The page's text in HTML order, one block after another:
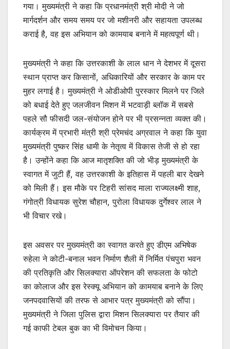
गया। मुख्यमंत्री ने कहा कि प्रधानमंत्री श्री मोदी ने जो
मार्गदर्शन और समय समय पर जो मशीनरी और सहायता उपलब्ध
कराई है, वह इस अभियान को कामयाब बनाने में महत्वपूर्ण थी।
मुख्यमंत्री ने कहा कि उत्तरकाशी के लाल धान ने देशभर में दूसरा
स्थान प्राप्त कर किसानों, अधिकारियों और सरकार के काम पर
मुहर लगाई है। मुख्यमंत्री ने ओडीओपी पुरस्कार मिलने पर जिले
को बधाई देते हुए जलजीवन मिशन में भटवाड़ी ब्लॉक में सबसे
पहले सौ फीसदी जल-संयोजन होने पर भी प्रसन्नता व्यक्त की।
कार्यक्रम में प्रभारी मंत्री श्री प्रेमचंद अग्रवाल ने कहा कि युवा
मुख्यमंत्री पुष्कर सिंह धामी के नेतृत्व में विकास तेजी से हो रहा
है। उन्होंने कहा कि आज मातृशक्ति की जो भीड़ मुख्यमंत्री के
स्वागत में जुटी हैं, वह उत्तरकाशी के इतिहास में पहली बार देखने
को मिली हैं। इस मौके पर टिहरी सांसद माला राज्यलक्ष्मी शाह,
गंगोत्री विधायक सुरेश चौहान, पुरोला विधायक दुर्गेश्वर लाल ने
भी विचार रखे।
इस अवसर पर मुख्यमंत्री का स्वागत करते हुए डीएम अभिषेक
रुहेला ने कोटी-बनाल भवन निर्माण शैली में निर्मित पंचपुरा भवन
की प्रतिकृति और सिलक्यारा ऑपरेशन की सफलता के फोटो
का कोलाज और इस रेस्क्यू अभियान को कामयाब बनाने के लिए
जनपदवासियों की तरफ से आभार पत्र मुख्यमंत्री को सौंपा।
मुख्यमंत्री ने जिला पुलिस द्वारा मिशन सिलक्यारा पर तैयार की
गई काफी टेबल बुक का भी विमोचन किया।